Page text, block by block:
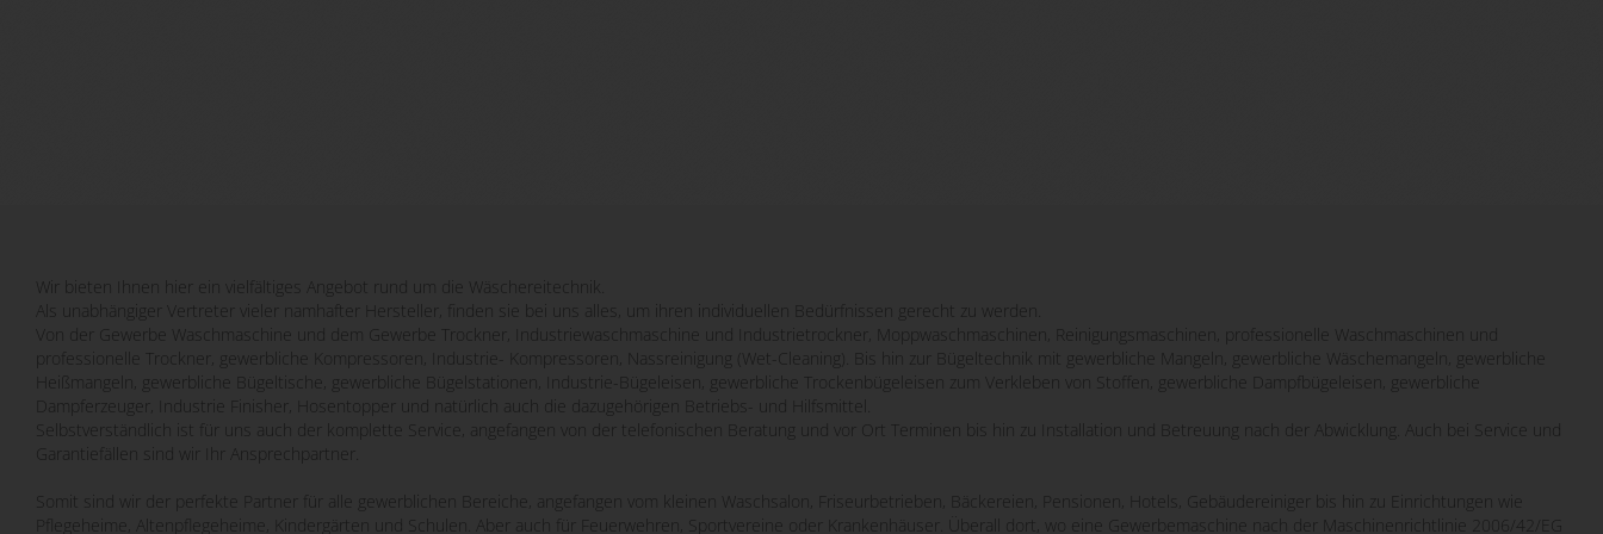
Wir bieten Ihnen hier ein vielfältiges Angebot rund um die Wäschereitechnik.
Als unabhängiger Vertreter vieler namhafter Hersteller, finden sie bei uns alles, um ihren individuellen Bedürfnissen gerecht zu werden.
Von der Gewerbe Waschmaschine und dem Gewerbe Trockner, Industriewaschmaschine und Industrietrockner, Moppwaschmaschinen, Reinigungsmaschinen, professionelle Waschmaschinen und
professionelle Trockner, gewerbliche Kompressoren, Industrie- Kompressoren, Nassreinigung (Wet-Cleaning). Bis hin zur Bügeltechnik mit gewerbliche Mangeln, gewerbliche Wäschemangeln, gewerbliche
Heißmangeln, gewerbliche Bügeltische, gewerbliche Bügelstationen, Industrie-Bügeleisen, gewerbliche Trockenbügeleisen zum Verkleben von Stoffen, gewerbliche Dampfbügeleisen, gewerbliche
Dampferzeuger, Industrie Finisher, Hosentopper und natürlich auch die dazugehörigen Betriebs- und Hilfsmittel.
Selbstverständlich ist für uns auch der komplette Service, angefangen von der telefonischen Beratung und vor Ort Terminen bis hin zu Installation und Betreuung nach der Abwicklung. Auch bei Service und
Garantiefällen sind wir Ihr Ansprechpartner.
Somit sind wir der perfekte Partner für alle gewerblichen Bereiche, angefangen vom kleinen Waschsalon, Friseurbetrieben, Bäckereien, Pensionen, Hotels, Gebäudereiniger bis hin zu Einrichtungen wie
Pflegeheime, Altenpflegeheime, Kindergärten und Schulen. Aber auch für Feuerwehren, Sportvereine oder Krankenhäuser. Überall dort, wo eine Gewerbemaschine nach der Maschinenrichtlinie 2006/42/EG